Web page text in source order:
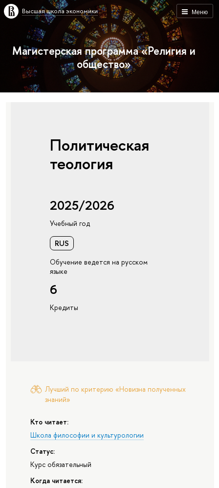
Меню
Высшая школа экономики
Магистерская программа «Религия и
общество»
Политическая
теология
2025/2026
Учебный год
RUS
Обучение ведется на русском
языке
6
Кредиты
Лучший по критерию «Новизна полученных
знаний»
Кто читает:
Школа философии и культурологии
Статус:
Курс обязательный
Когда читается: